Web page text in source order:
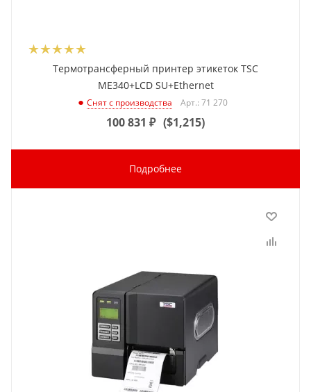
Термотрансферный принтер этикеток TSC
ME340+LCD SU+Ethernet
Снят с производства Арт.: 71 270
100 831 ₽ ($1,215)
Подробнее